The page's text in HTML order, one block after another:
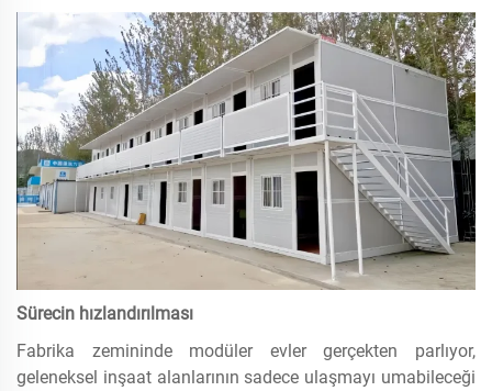
Sürecin hızlandırılması
Fabrika zemininde modüler evler gerçekten parlıyor,
geleneksel inşaat alanlarının sadece ulaşmayı umabileceği